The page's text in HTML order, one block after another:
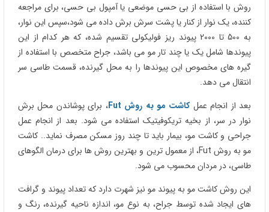
روش با استفاده از بی حسی موضعی یا آمپول بی حسی، برای مراجعه
کننده، یک نوار از کنار یا پشت سرش برش داده می شود،سپس این نوار،
به 500 تا 2000 پیوند ریز فولیکولی تقسیم شده، که هر کدام از این
پیوندها شامل یک یا چند تار مو می باشد، جراح متخصص با استفاده از
گیره های مخصوص این پیوندها را به محل گیرنده، قسمت طاسی سر
انتقال می دهد.
بعد از انجام عملکاشت مو به روش Fut
، برای پوشاندن محل برش
نوار در سر، از بخیه تریکوفیتیک استفاده می شود. بعد از انجام عمل
جراحی و کاشت مو، بیمار باید تا چند روز مسکن مصرف نماید.. کاشت
مو به روش Fut، از معمول ترین و بهترین روش ها برای درمان الگوهای
طاسی، در مردان محسوب می شود.
این روش کاشت مو به پیوند مو نیز شهرت دارد که تعداد پیوند و گرافت
های ایجاد شده توسط جراح، به نوع مو، اندازه ناحیه گیرنده، رنگ و